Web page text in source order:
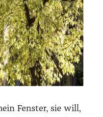
Fenster, sie will,